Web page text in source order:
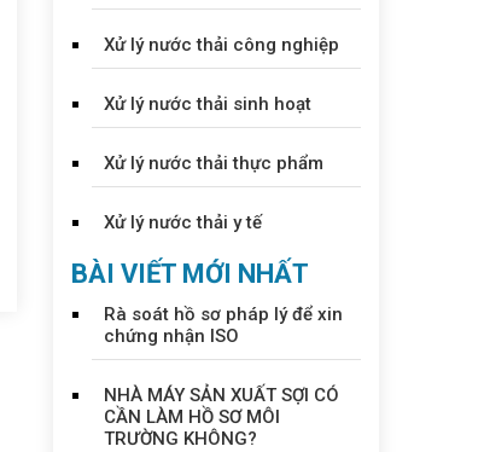
Xử lý nước thải công nghiệp
Xử lý nước thải sinh hoạt
Xử lý nước thải thực phẩm
Xử lý nước thải y tế
BÀI VIẾT MỚI NHẤT
Rà soát hồ sơ pháp lý để xin
chứng nhận ISO
NHÀ MÁY SẢN XUẤT SỢI CÓ
CẦN LÀM HỒ SƠ MÔI
TRƯỜNG KHÔNG?